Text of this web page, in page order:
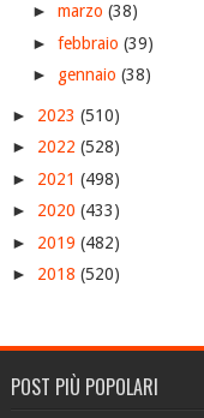
► marzo (38)
► febbraio (39)
► gennaio (38)
► 2023 (510)
► 2022 (528)
► 2021 (498)
► 2020 (433)
► 2019 (482)
► 2018 (520)
POST PIÙ POPOLARI